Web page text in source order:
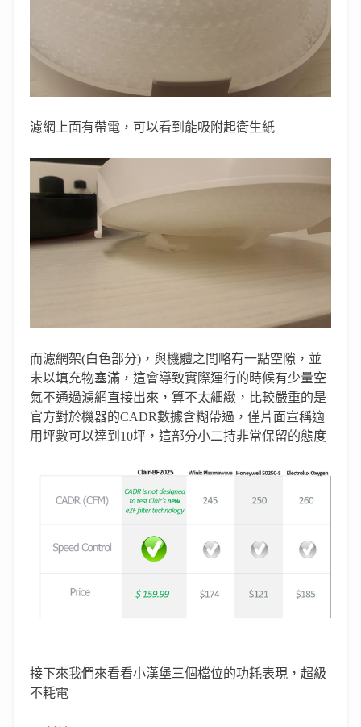
濾網上面有帶電，可以看到能吸附起衛生紙
而濾網架(白色部分) ，與機體之間略有一點空隙，並
未以填充物塞滿， 這會導致實際運行的時候有少量空
氣不通過濾網直接出來，算不太細緻， 比較嚴重的是
官方對於機器的CADR數據含糊帶過，僅片面宣稱適
用坪數可以達到10坪，這部分小二持非常保留的態度
接下來我們來看看小漢堡三個檔位的功耗表現，超級
不耗電